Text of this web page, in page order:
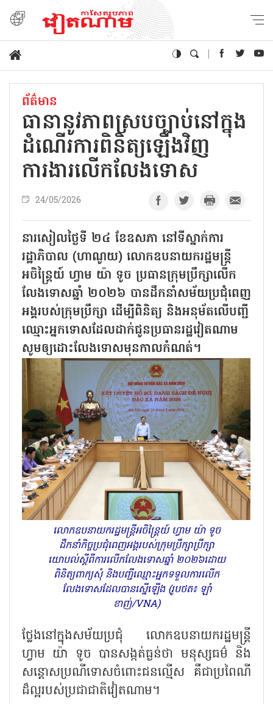
ព័ត៌មាន
ធានានូវភាពស្របច្បាប់នៅក្នុង
ដំណើរការពិនិត្យឡើងវិញ
ការងារលើកលែងទោស
24/05/2026
នារសៀលថ្ងៃទី ២៤ ខែឧសភា នៅទីស្នាក់ការ
រដ្ឋាភិបាល (ហាណូយ) លោកឧបនាយករដ្ឋមន្ត្រី
អចិន្ត្រៃយ៍ ហ្វាម យ៉ា ទូច ប្រធានក្រុមប្រឹក្សាលើក
លែងទោសឆ្នាំ ២០២៦ បានដឹកនាំសម័យប្រជុំពេញ
អង្គរបស់ក្រុមប្រឹក្សា ដើម្បីពិនិត្យ និងអនុម័តលើបញ្ជី
ឈ្មោះអ្នកទោសដែលដាក់ជូនប្រធានរដ្ឋវៀតណាម
សូមឲ្យដោះលែងទោសមុនកាលកំណត់។
លោកឧបនាយករដ្ឋមន្ត្រីអចិន្ត្រៃយ៍ ហ្វាម យ៉ា ទូច
ដឹកនាំកិច្ចប្រជុំពេញអង្គរបស់ក្រុមប្រឹក្សាប្រឹក្សា
យោបល់ស្តីពីការលើកលែងទោសឆ្នាំ ២០២៦ដោយ
ពិនិត្យពាក្យសុំ និងបញ្ជីឈ្មោះអ្នកទទួលការលើក
លែងទោសដែលបានស្នើឡើង (រូបថត៖ ឡាំ
ខាញ់/VNA)
ថ្លែងនៅក្នុងសម័យប្រជុំ លោកឧបនាយករដ្ឋមន្ត្រី
ហ្វាម យ៉ា ទូច បានសង្កត់ធ្ងន់ថា មនុស្សធម៌ និង
សន្តោសប្រណីទោសចំពោះជនល្មើស គឺជាប្រពៃណី
ដ៏ល្អរបស់ប្រជាជាតិវៀតណាម។